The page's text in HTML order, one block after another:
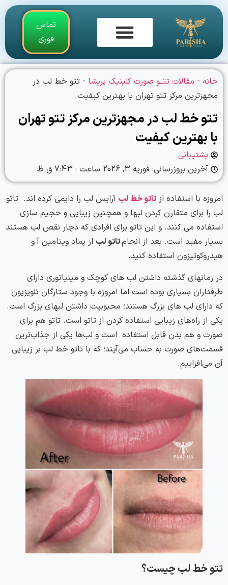
تماس
فوری
خانه - مقالات تتــو صورت کلینیک پریشا - تتو خط لب در
مجهزترین مرکز تتو تهران با بهترین کیفیت
تتو خط لب در مجهزترین مرکز تتو تهران
با بهترین کیفیت
پشتیبانی
آخرین بروزرسانی: فوریه 3, 2026 ساعت :
7:43 ق.ظ
امروزه با استفاده از تاتو خط لب آرایس لب را دایمی کرده اند. تاتو
لب را برای متقارن کردن لبها و همچنین زیبایی و حجیم سازی
استفاده می کنند. و این تاتو برای افرادی که دچار نقص لب هستند
بسیار مفید است. بعد از انجامتاتو لب از پماد ویتامین آ و
هیدروکوتیزون استفاده کنید.
در زمانهای گذشته داشتن لب های کوچک و مینیاتوری دارای
طرفداران بسیاری بوده است اما امروزه با وجود ستارگان تلویزیون
که دارای لب های بزرگ هستند؛ محبوبیت داشتن لبهای بزرگ است.
یکی از راه‌های زیبایی استفاده کردن از تاتو است. تاتو هم برای
صورت و هم بدن قابل استفاده است و لب‌ها یکی از جذاب‌ترین
قسمت‌های صورت به حساب می‌آیند؛ که با تاتو خط لب بر زیبایی
آن می‌افزاییم.
تتو خط لب چیست؟